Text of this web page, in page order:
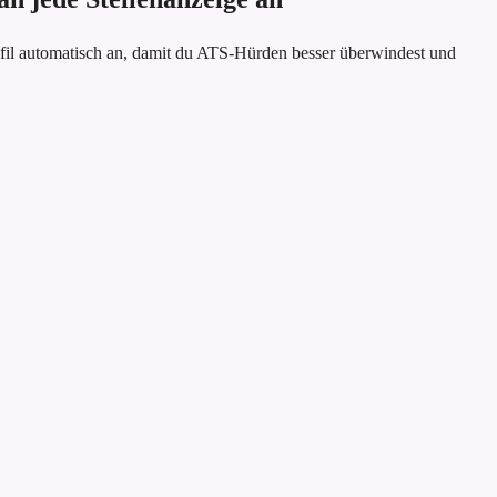
an, damit du ATS-Hürden besser überwindest und